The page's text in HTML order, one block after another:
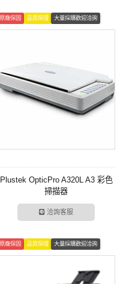
原廠保固 品質保證 大量採購歡迎洽詢
Plustek OpticPro A320L A3 彩色
掃描器
洽詢客服
原廠保固 品質保證 大量採購歡迎洽詢